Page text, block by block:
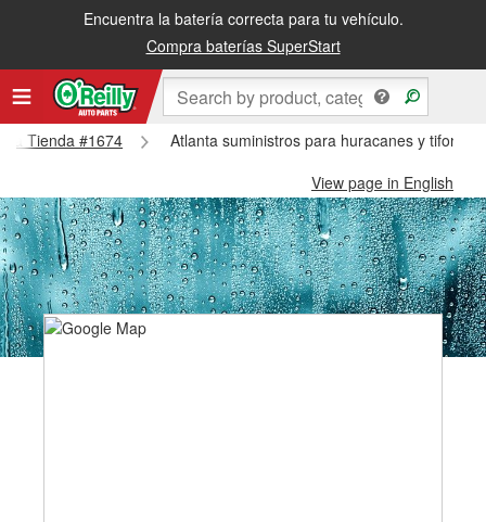
Encuentra la batería correcta para tu vehículo.
Compra baterías SuperStart
Tienda #1674
Atlanta suministros para huracanes y tifones
View page in English